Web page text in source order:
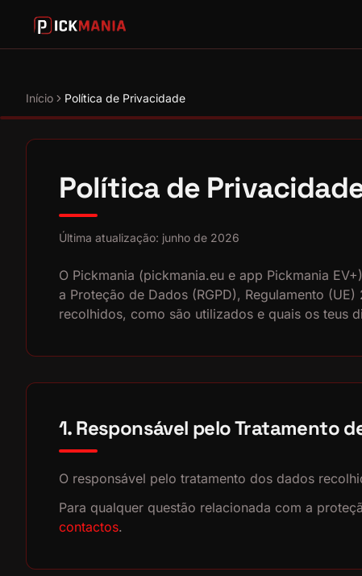
Início Política de Privacidade
Política de
Última atualização: junho de 2026
O Pickmania (pickmania.eu e app Pickmania
a Proteção de Dados (RGPD), Regulamento
recolhidos, como são utilizados e quais os teus
1. Responsável pelo Tratamento
O responsável pelo tratamento dos dados
Para qualquer questão relacionada com a
contactos.